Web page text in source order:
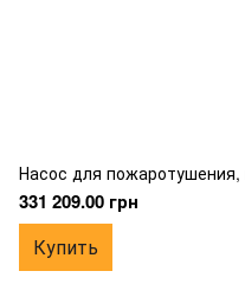
Насос для
331 209.00 грн
Купить